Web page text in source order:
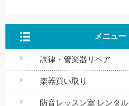
メニュー
調律・管楽器リペア
楽器買い取り
防音レッスン室 レンタル